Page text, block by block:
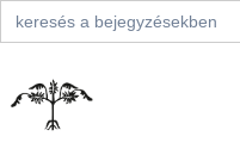
Search
for:
content